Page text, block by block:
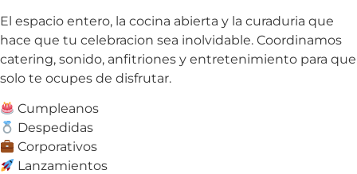
El espacio entero, la cocina abierta y la curaduria que
hace que tu celebracion sea inolvidable. Coordinamos
catering, sonido, anfitriones y entretenimiento para que
solo te ocupes de disfrutar.
Cumpleanos
Despedidas
Corporativos
Lanzamientos